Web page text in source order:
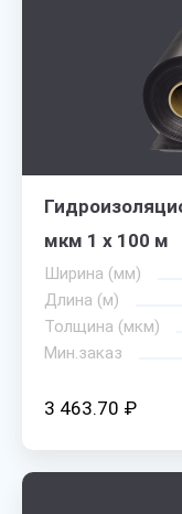
мкм 1 х 100 м
Ширина (мм)
Длина (м)
Толщина (мкм)
Мин.заказ
3 463.70 ₽